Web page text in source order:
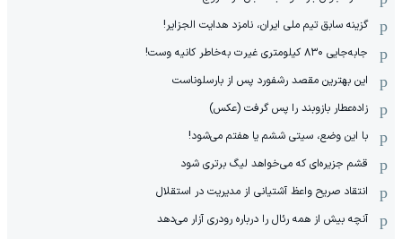
گزینه سابق تیم ملی ایران، نامزد هدایت الجزایر!
جابه‌جایی ۸۳۰ کیلومتری غیرت به‌خاطر کانیه وست!
این بهترین مقصد رشفورد پس از بارسلوناست
زاده‌عطار بازوبند را پس گرفت (عکس)
با این وضع، سیتی ششم یا هفتم می‌شود!
قشم جزیره‌ای که می‌خواهد لیگ برتری شود
انتقاد صریح واعظ آشتیانی از مدیریت در استقلال
آنچه بیش از همه رئال را درباره رودری آزار می‌دهد